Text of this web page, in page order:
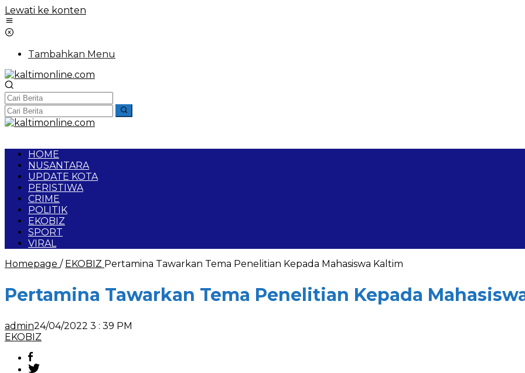
Lewati ke konten
Tambahkan Menu
HOME
NUSANTARA
UPDATE KOTA
PERISTIWA
CRIME
POLITIK
EKOBIZ
SPORT
VIRAL
Homepage / EKOBIZ Pertamina Tawarkan Tema Penelitian Kepada Mahasiswa Kaltim
Pertamina Tawarkan Tema Penelitian Kepada
admin24/04/2022 3 : 39 PM
EKOBIZ